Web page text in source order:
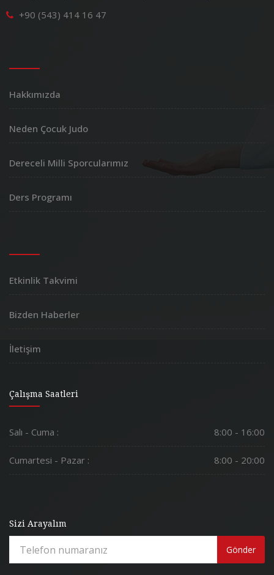
+90 (543) 414 16 47
Hakkımızda
Neden Çocuk Judo
Dereceli Milli Sporcularımız
Ders Programı
Etkinlik Takvimi
Bizden Haberler
İletişim
Çalışma Saatleri
Salı - Cuma : 8:00 - 16:00
Cumartesi - Pazar : 8:00 - 20:00
Sizi Arayalım
Gönder